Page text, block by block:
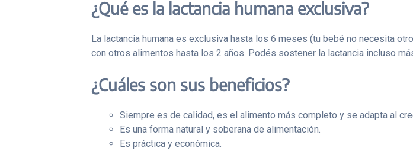
¿Qué es la lactancia humana exclusiva?
La lactancia humana es exclusiva hasta los 6 meses (tu bebé no necesita
con otros alimentos hasta los 2 años. Podés sostener la lactancia incluso
¿Cuáles son sus beneficios?
Siempre es de calidad, es el alimento más completo y se adapta al
Es una forma natural y soberana de alimentación.
Es práctica y económica.